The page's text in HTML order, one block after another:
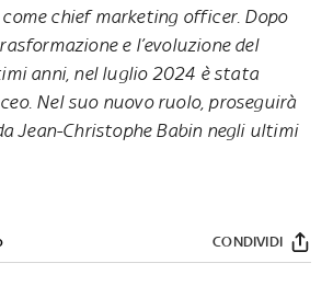
chief marketing officer. Dopo
e l’evoluzione del
anni, nel luglio 2024 è stata
Nel suo nuovo ruolo, proseguirà
Jean-Christophe Babin negli ultimi
CONDIVIDI